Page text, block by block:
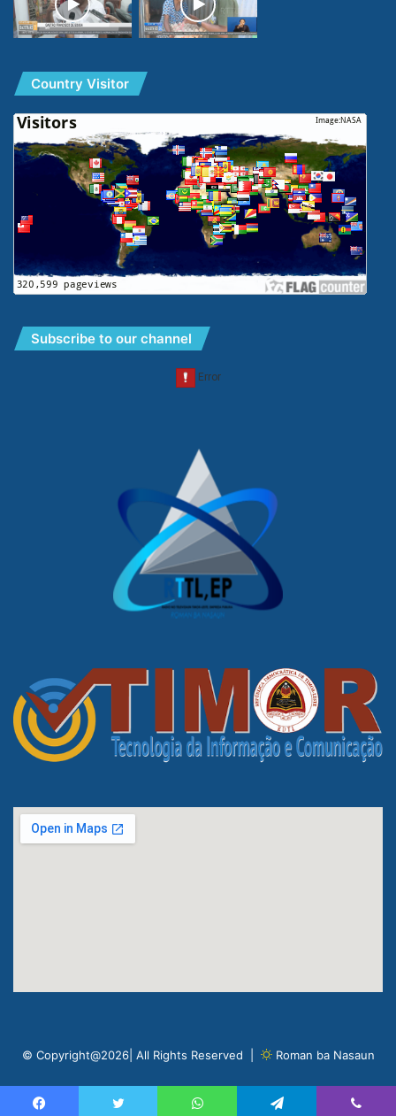
Country Visitor
Subscribe to our channel
© Copyright@2026| All Rights Reserved | Roman ba Nasaun